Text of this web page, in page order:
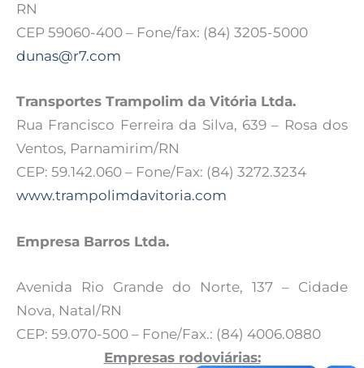
RN
CEP 59060-400 – Fone/fax: (84) 3205-5000
dunas@r7.com
Transportes Trampolim da Vitória Ltda.
Rua Francisco Ferreira da Silva, 639 – Rosa dos
Ventos, Parnamirim/RN
CEP: 59.142.060 – Fone/Fax: (84) 3272.3234
www.trampolimdavitoria.com
Empresa Barros Ltda.
Avenida Rio Grande do Norte, 137 – Cidade
Nova, Natal/RN
CEP: 59.070-500 – Fone/Fax.: (84) 4006.0880
Empresas rodoviárias: